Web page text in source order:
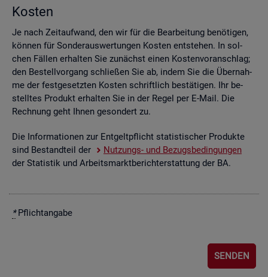
Kos­ten
Je nach Zeit­auf­wand, den wir für die Be­ar­bei­tung be­nö­ti­gen,
kön­nen für Son­der­aus­wer­tun­gen Kos­ten ent­ste­hen. In sol­
chen Fäl­len er­hal­ten Sie zu­nächst einen Kos­ten­vor­anschlag;
den Be­stell­vor­gang schlie­ßen Sie ab, indem Sie die Über­nah­
me der fest­ge­setz­ten Kos­ten schrift­lich be­stä­ti­gen. Ihr be­
stell­tes Pro­dukt er­hal­ten Sie in der Regel per E-Mail. Die
Rech­nung geht Ihnen ge­son­dert zu.
Die In­for­ma­tio­nen zur Ent­gelt­pflicht sta­tis­ti­scher Pro­duk­te
sind Be­stand­teil der
Nut­zungs- und Be­zugs­be­din­gun­gen
der Sta­tis­tik und Ar­beits­markt­be­richt­erstat­tung der BA.
*Pflicht­an­ga­be